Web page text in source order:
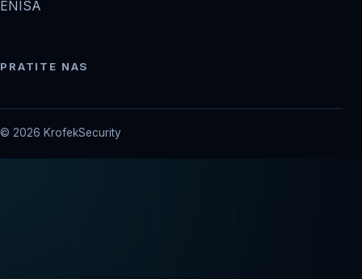
ENISA
PRATITE NAS
© 2026 KrofekSecurity